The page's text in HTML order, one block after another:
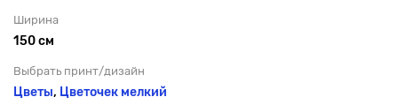
Ширина
150 см
Выбрать принт/дизайн
Цветы, Цветочек мелкий